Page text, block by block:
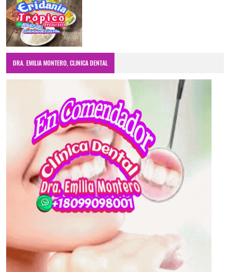
DRA. EMILIA MONTERO, CLINICA DENTAL